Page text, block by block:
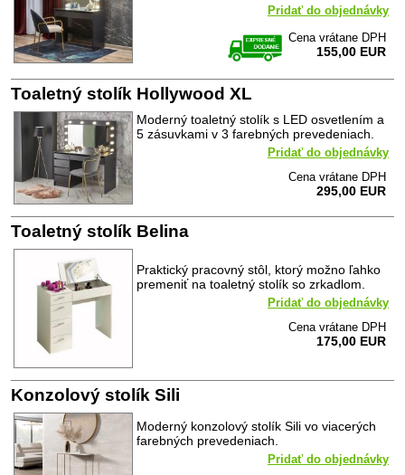
Pridať do objednávky
Cena vrátane DPH
155,00 EUR
Toaletný stolík Hollywood XL
Moderný toaletný stolík s LED osvetlením a
5 zásuvkami v 3 farebných prevedeniach.
Pridať do objednávky
Cena vrátane DPH
295,00 EUR
Toaletný stolík Belina
Praktický pracovný stôl, ktorý možno ľahko
premeniť na toaletný stolík so zrkadlom.
Pridať do objednávky
Cena vrátane DPH
175,00 EUR
Konzolový stolík Sili
Moderný konzolový stolík Sili vo viacerých
farebných prevedeniach.
Pridať do objednávky